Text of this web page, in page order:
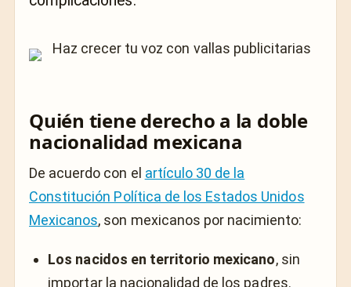
Quién tiene derecho a la doble
nacionalidad mexicana
De acuerdo con el artículo 30 de la
Constitución Política de los Estados Unidos
Mexicanos, son mexicanos por nacimiento:
Los nacidos en territorio mexicano, sin
importar la nacionalidad de los padres.